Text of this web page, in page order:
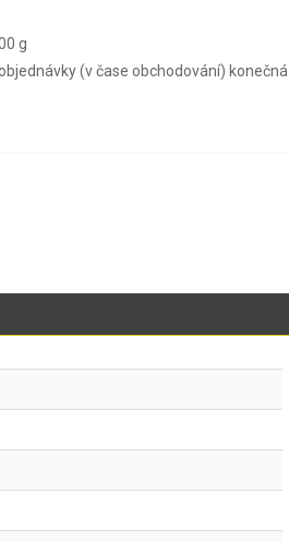
g
(v čase obchodování) konečná